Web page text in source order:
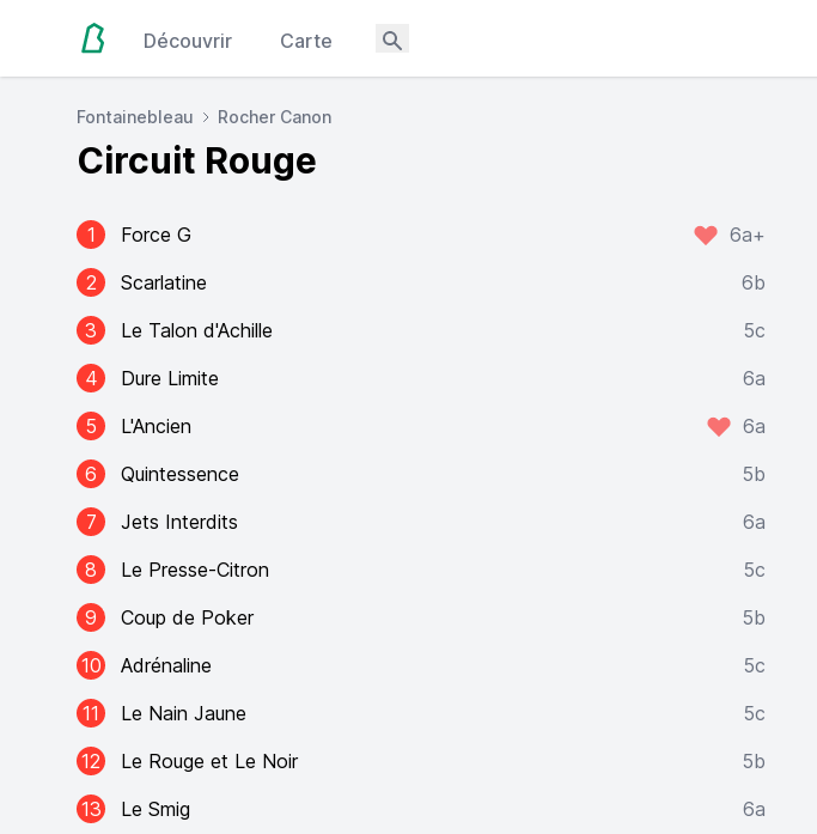
Découvrir Carte
Fontainebleau Rocher Canon
Circuit Rouge
1 Force G
6a+
2
Scarlatine
6b
3
Le Talon d'Achille
5c
4
Dure Limite
6a
5
L'Ancien
6a
6
Quintessence
5b
7
Jets Interdits
6a
8
Le Presse-Citron
5c
9
Coup de Poker
5b
10
Adrénaline
5c
11
Le Nain Jaune
5c
12
Le Rouge et Le Noir
5b
13
Le Smig
6a